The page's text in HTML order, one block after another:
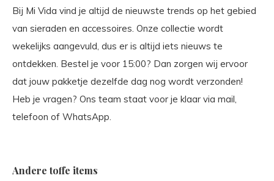
Bij Mi Vida vind je altijd de nieuwste trends op het gebied
van sieraden en accessoires. Onze collectie wordt
wekelijks aangevuld, dus er is altijd iets nieuws te
ontdekken. Bestel je voor 15:00? Dan zorgen wij ervoor
dat jouw pakketje dezelfde dag nog wordt verzonden!
Heb je vragen? Ons team staat voor je klaar via mail,
telefoon of WhatsApp.
Andere toffe items